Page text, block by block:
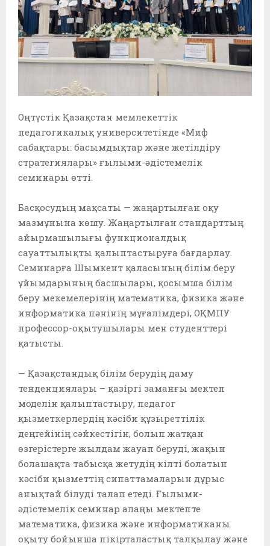
Оңтүстік Қазақстан мемлекеттік
педагогикалық университетінде «Миф
сабақтары: басымдықтар және жетілдіру
стратегиялары» ғылыми-әдістемелік
семинары өтті. ⁣⁣⠀
Басқосудың мақсаты — жаңартылған оқу
мазмұнына көшу. Жаңартылған стандарттың
айырмашылығы функционалдық
сауаттылықты қалыптастыруға бағдарлау.
⁣⁣Семинарға Шымкент қаласының білім беру
ұйымдарының басшылары, қосымша білім
беру мекемелерінің математика, физика және
информатика пәнінің мұғалімдері, ОҚМПУ
профессор-оқытушылары мен студенттері
қатысты.⁣⁣⠀⁣⁣⠀
— Қазақстандық білім берудің даму
тенденциялары – қазіргі заманғы мектеп
моделін қалыптастыру, педагог
қызметкерлердің кәсіби құзыреттілік
деңгейінің сәйкестігін, болып жатқан
өзгерістерге жылдам жауап беруді, жақын
болашақта табысқа жетудің кілті болатын
кәсіби қызметтің сипаттамаларын дұрыс
анықтай білуді талап етеді. Ғылыми-
әдістемелік семинар алаңы мектепте
математика, физика және информатиканы
оқыту бойынша пікірталастық талқылау және